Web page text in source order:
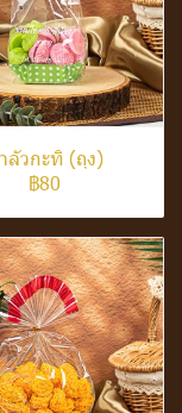
ลัวกะทิ (ถุง)
฿80